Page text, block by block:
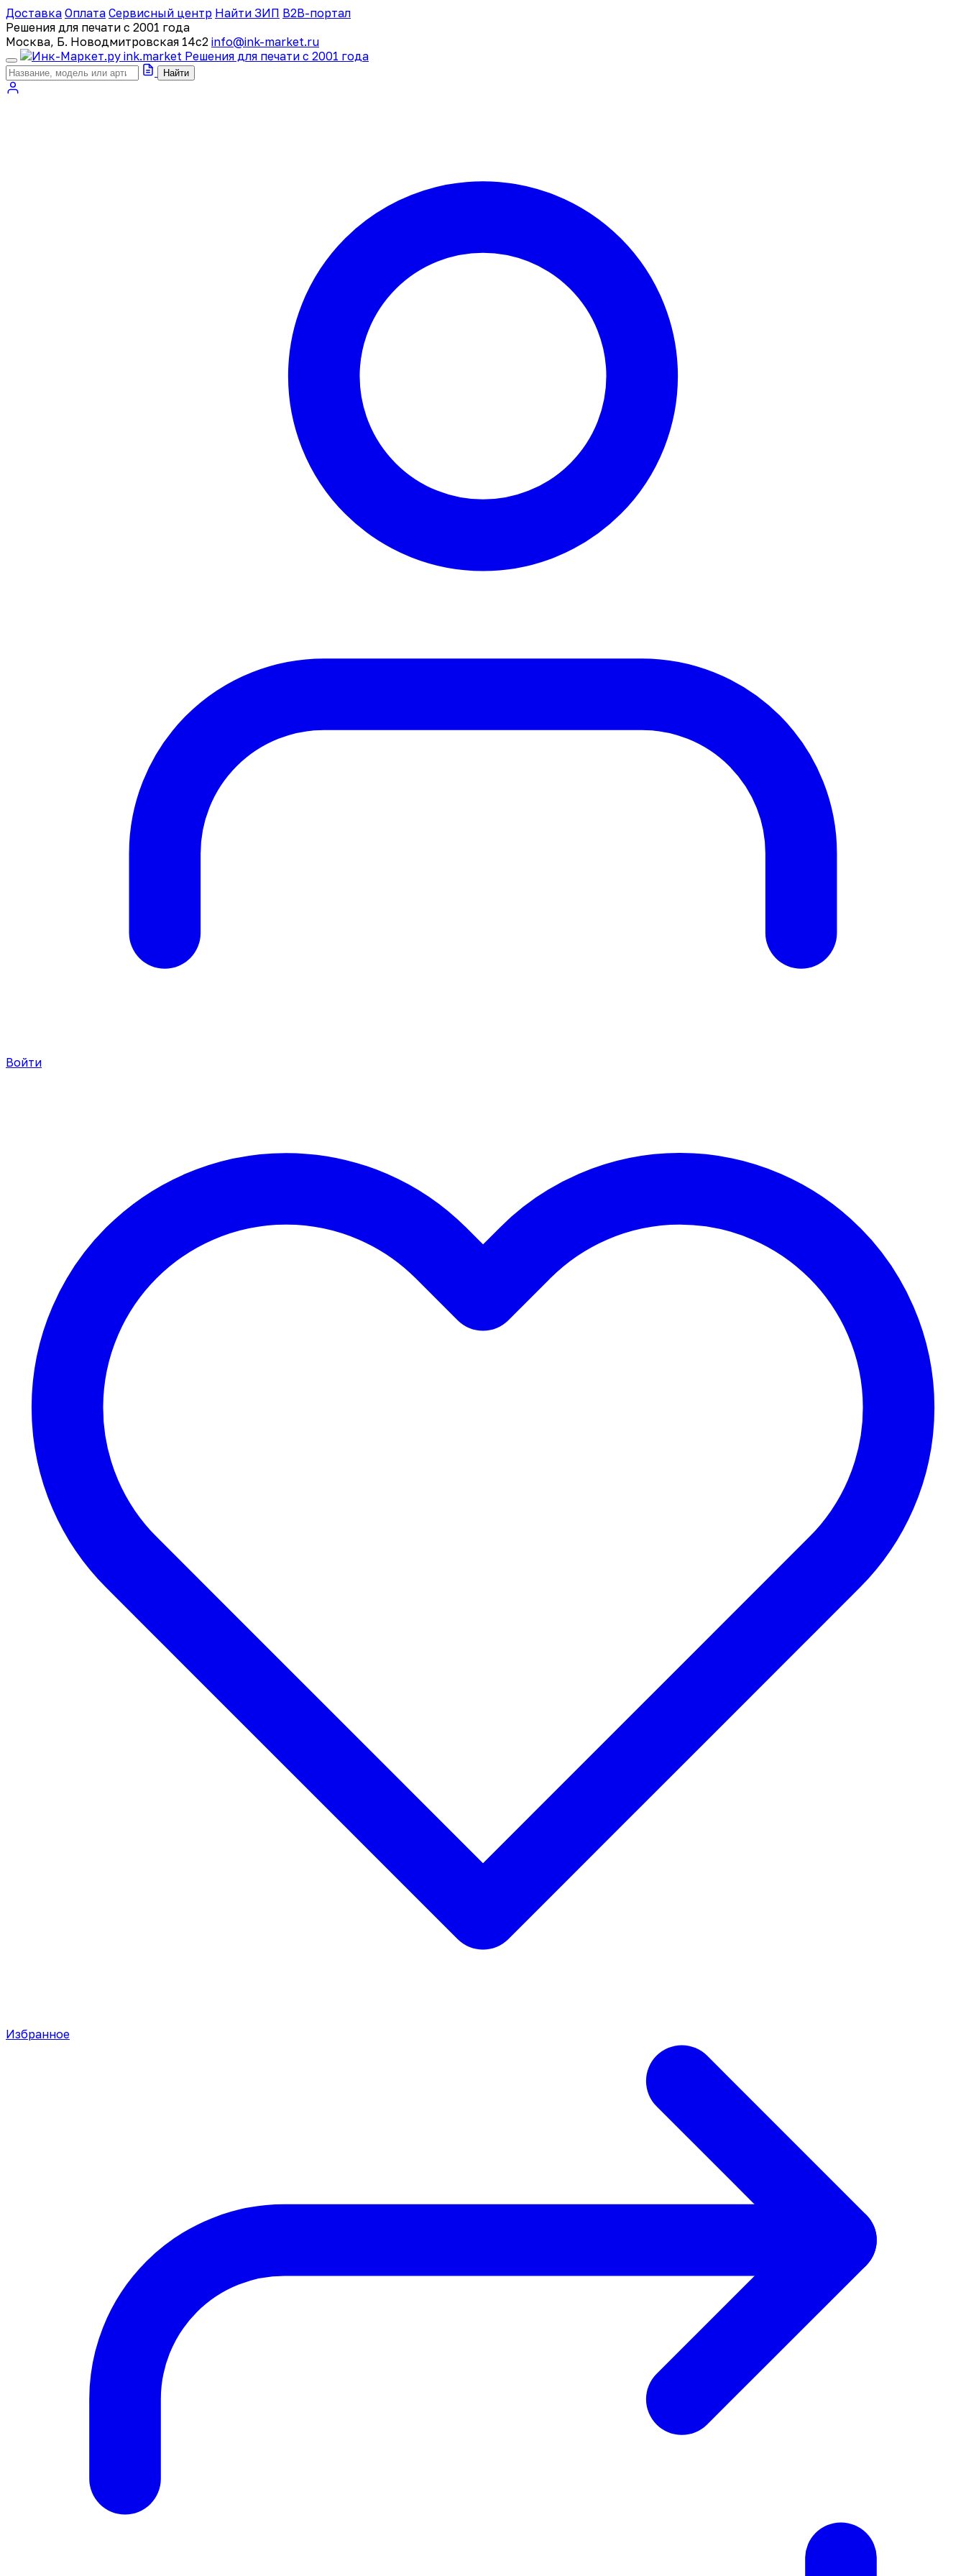
Доставка Оплата Сервисный центр Найти ЗИП B2B-портал
Решения для печати с 2001 года
Москва, Б. Новодмитровская 14с2 info@ink-market.ru
ink.market Решения для печати с 2001 года
Найти
Войти
Избранное